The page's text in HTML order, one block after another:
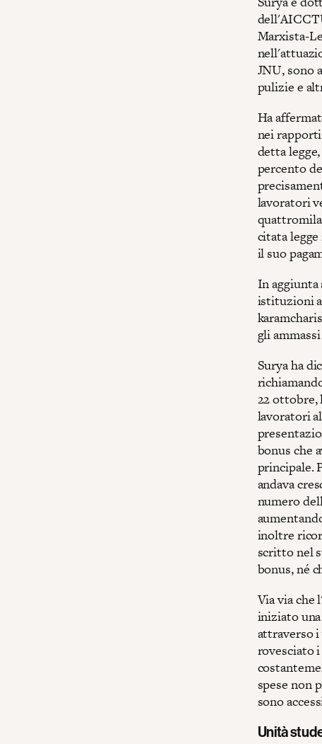
Marxista-
JNU, sono
pulizie e
Ha
nei
detta
percento
lavoratori
citata
il suo
In
istituzioni
gli
Surya ha
22 ottobre,
lavoratori
bonus che
principale.
andava
numero
inoltre
scritto nel
bonus, né
Via via che
iniziato
attraverso
rovesciato
spese non
sono
Unità